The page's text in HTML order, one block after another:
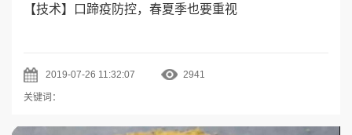
【技术】口蹄疫防控，春夏季也要重视
2019-07-26 11:32:07 2941
关键词：